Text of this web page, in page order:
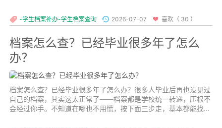
-学生档案补办-学生档案查询 2026-07-07 喜欢（ 30 ）
档案怎么查？已经毕业很多年了怎么
办？
档案怎么查？已经毕业很多年了怎么办？很多人毕业后再也没见过
自己的档案，其实这太正常了——档案都是学校统一转递，压根不
会经过你手。不知道在哪也不用慌，按下面三步走，基本都能找